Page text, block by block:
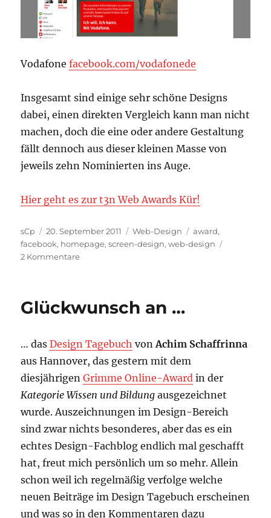
Vodafonefacebook.com/vodafonede
Insgesamt sind einige sehr schöne Designs
dabei, einen direkten Vergleich kann man nicht
machen, doch die eine oder andere Gestaltung
fällt dennoch aus dieser kleinen Masse von
jeweils zehn Nominierten ins Auge.
Hier geht es zur t3n Web Awards Kür!
Autor
sCp
Veröffentlicht
am
20. September 2011 Kategorien
Web-Design Schlagwörter
award,
facebook, homepage,screen-design,web-design
2 Kommentarezu
–
Gestaltung
Glückwunsch an …
… dasDesign Tagebuch vonAchim Schaffrinna
aus Hannover, das gestern mit dem
diesjährigenGrimme Online-Award in der
Kategorie Wissen und Bildung ausgezeichnet
wurde. Auszeichnungen im Design-Bereich
sind zwar nichts besonderes, aber das es ein
echtes Design-Fachblog endlich mal geschafft
hat, freut mich persönlich um so mehr. Allein
schon weil ich regelmäßig verfolge welche
neuen Beiträge im Design Tagebuch erscheinen
und was so in den Kommentaren dazu